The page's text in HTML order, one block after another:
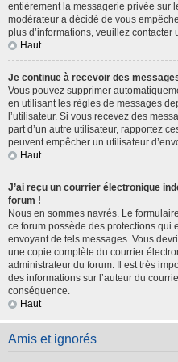
entièrement la messagerie privée sur
modérateur a décidé de vous
plus d’informations, veuillez contacter
Haut
Je continue à recevoir des
Vous pouvez supprimer
en utilisant les règles de messages
l’utilisateur. Si vous recevez des
part d’un autre utilisateur, rapportez
peuvent empêcher un utilisateur
Haut
J’ai reçu un courrier électronique
forum !
Nous en sommes navrés. Le
ce forum possède des protections qui
envoyant de tels messages. Vous
une copie complète du courrier
administrateur du forum. Il est très
des informations sur l’auteur du
conséquence.
Haut
Amis et ignorés